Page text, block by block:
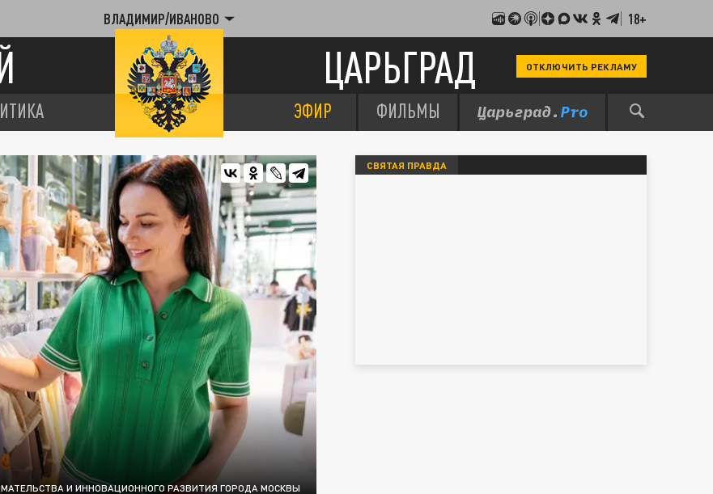
ВЛАДИМИР/ИВАНОВО 18+
ЦАРЬГРАД ОТКЛЮЧИТЬ РЕКЛАМУ
ЭФИР ФИЛЬМЫ
И ИННОВАЦИОННОГО РАЗВИТИЯ ГОРОДА МОСКВЫ
СВЯТАЯ ПРАВДА